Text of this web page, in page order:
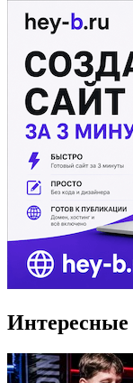
Интересные